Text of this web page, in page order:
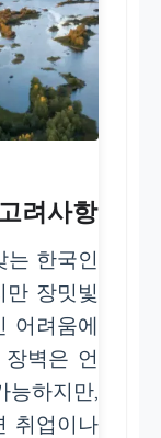
려사항
는 한국인
만 장밋빛
어려움에
벽은 언
능하지만,
취업이나